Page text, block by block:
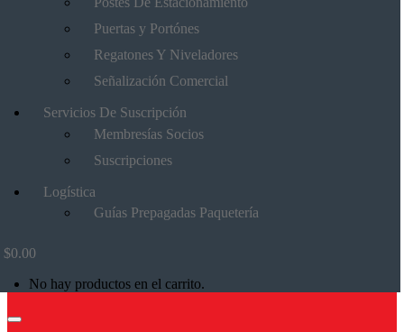
Puertas y Portónes
Regatones Y Niveladores
Señalización Comercial
Servicios De Suscripción
Membresías Socios
Suscripciones
Logística
Guías Prepagadas Paquetería
$0.00
No hay productos en el carrito.